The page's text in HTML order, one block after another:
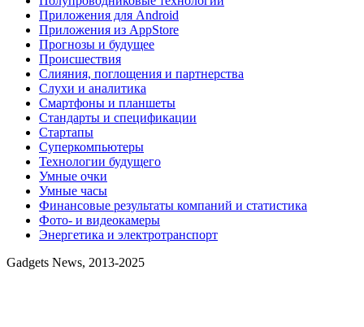
Приложения для Android
Приложения из AppStore
Прогнозы и будущее
Происшествия
Слияния, поглощения и партнерства
Слухи и аналитика
Смартфоны и планшеты
Стандарты и спецификации
Стартапы
Суперкомпьютеры
Технологии будущего
Умные очки
Умные часы
Финансовые результаты компаний и статистика
Фото- и видеокамеры
Энергетика и электротранспорт
Gadgets News, 2013-2025